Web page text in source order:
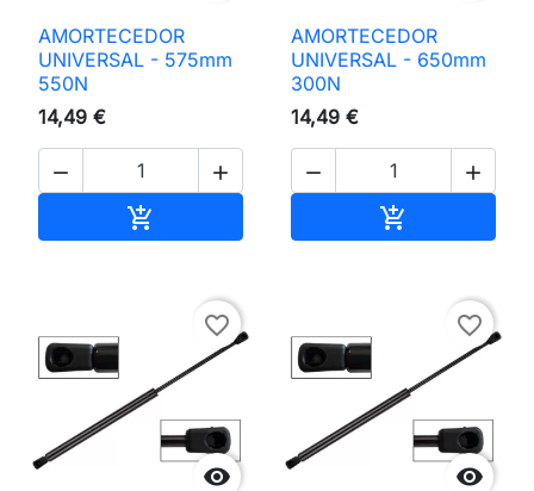
AMORTECEDOR
UNIVERSAL - 575mm
550N
14,49 €
 

AMORTECEDOR
UNIVERSAL - 650mm
300N
14,49 €
 


favorite_border

favorite_border